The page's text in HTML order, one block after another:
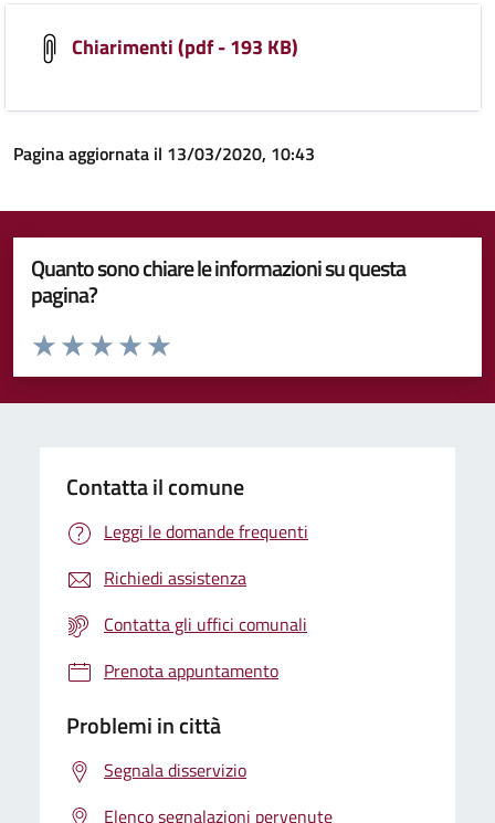
Chiarimenti (pdf - 193 KB)
Pagina aggiornata il 13/03/2020, 10:43
Quanto sono chiare le informazioni su questa
pagina?
Valuta da 1 a 5 stelle la pagina
Valuta 5 stelle su 5
Valuta 4 stelle su 5
Valuta 3 stelle su 5
Valuta 2 stelle su 5
Valuta 1 stelle su 5
Contatta il comune
Leggi le domande frequenti
Richiedi assistenza
Contatta gli uffici comunali
Prenota appuntamento
Problemi in città
Segnala disservizio
Elenco segnalazioni pervenute